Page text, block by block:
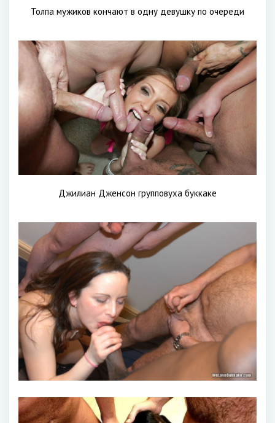
Толпа мужиков кончают в одну девушку по очереди
Джилиан Дженсон групповуха буккаке